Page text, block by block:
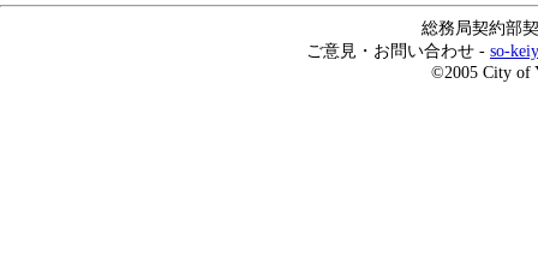
総務局契約部
ご意見・お問い合わせ - so-
©2005 City of